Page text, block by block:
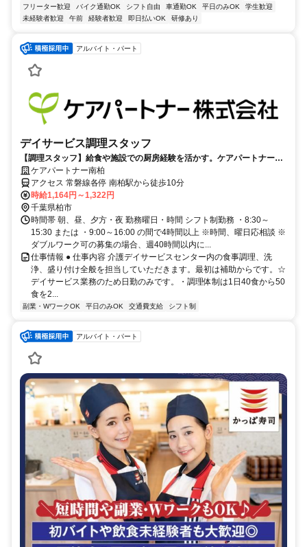
フリーター歓迎
バイク通勤OK シフト自由 車通勤OK 平日のみOK
学生歓迎
未経験者歓迎
午前 経験者歓迎 即日払いOK 研修あり
アルバイト・パート
デイサービス調理スタッフ
【調理スタッフ】給食や施設での厨房経験を活かす。ケアパートナー南
柏で日勤のみの勤務
ケアパートナー南柏
アクセス 常磐線各停 南柏駅から徒歩10分
時給1,164円～1,322円
千葉県柏市
時間帯 朝、昼、夕方・夜 勤務曜日・時間 シフト制勤務 ・8:30～
15:30 または ・9:00～16:00 の間で4時間以上 ※時間、曜日応相談 ※
ダブルワーク可の募集の場合、週40時間以内に...
仕事情報 ● 仕事内容 介護デイサービスセンター内の食事調理、洗
浄、盛り付け全般を担当していただきます。最初は補助からです。☆
デイサービス業務のため日勤のみです。・調理体制は1日40食から50
食を2...
副業・WワークOK 平日のみOK 交通費支給 シフト制
アルバイト・パート